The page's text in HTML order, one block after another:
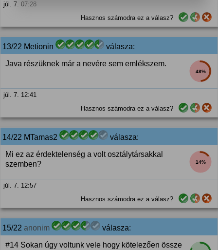
júl. 7. 07:28
Hasznos számodra ez a válasz?
13/22 Metionin válasza:
48%
Java részüknek már a nevére sem emlékszem.
júl. 7. 12:41
Hasznos számodra ez a válasz?
14/22 MTamas2 válasza:
14%
Mi ez az érdektelenség a volt osztálytársakkal
szemben?
júl. 7. 12:57
Hasznos számodra ez a válasz?
15/22 anonim válasza:
#14 Sokan úgy voltunk vele hogy kötelezően össze